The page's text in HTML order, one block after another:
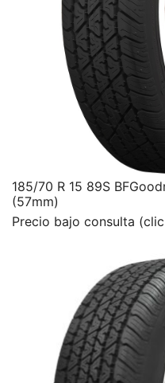
185/70 R 15 89S
(57mm)
Precio bajo consulta